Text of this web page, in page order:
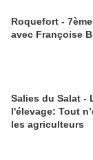
Roquefort -
avec Françoise
Salies du Salat -
l'élevage: Tout
les agriculteurs